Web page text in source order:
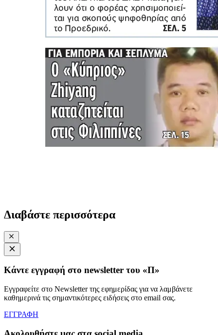
Διαβάστε περισσότερα
Κάντε εγγραφή στο newsletter του «Π»
Εγγραφείτε στο Newsletter της εφημερίδας για να λαμβάνετε
καθημερινά τις σημαντικότερες ειδήσεις στο email σας.
ΕΓΓΡΑΦΗ